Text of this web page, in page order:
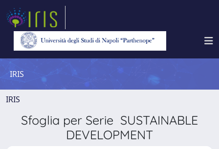
IRIS
IRIS
Sfoglia per Serie SUSTAINABLE
DEVELOPMENT